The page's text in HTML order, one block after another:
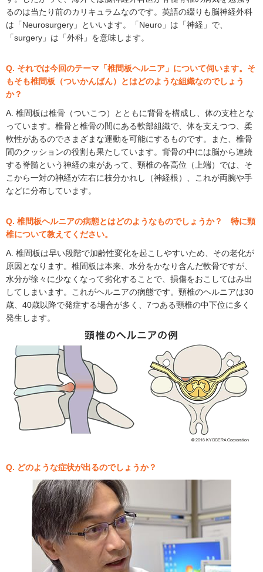
るのは当たり前のカリキュラムなのです。英語の綴りも脳神経外科
は「Neurosurgery」といいます。「Neuro」は「神経」で、
「surgery」は「外科」を意味します。
Q. それでは今回のテーマ「椎間板ヘルニア」について伺います。そ
もそも椎間板（ついかんばん）とはどのような組織なのでしょう
か？
A. 椎間板は椎骨（ついこつ）とともに背骨を構成し、体の支柱とな
っています。椎骨と椎骨の間にある軟部組織で、体を支えつつ、柔
軟性があるのでさまざまな運動を可能にするものです。また、椎骨
間のクッションの役割も果たしています。背骨の中には脳から連続
する脊髄という神経の束があって、頸椎の各高位（上端）では、そ
こから一対の神経が左右に枝分かれし（神経根）、これが両腕や手
などに分布しています。
Q. 椎間板ヘルニアの病態とはどのようなものでしょうか？ 特に頸
椎について教えてください。
A. 椎間板は早い段階で加齢性変化を起こしやすいため、その老化が
原因となります。椎間板は本来、水分をかなり含んだ軟骨ですが、
水分が徐々に少なくなって劣化することで、損傷をおこしてはみ出
してしまいます。これがヘルニアの病態です。頸椎のヘルニアは30
歳、40歳以降で発症する場合が多く、7つある頸椎の中下位に多く
発生します。
Q. どのような症状が出るのでしょうか？